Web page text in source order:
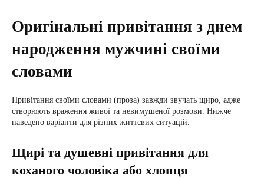
Оригінальні привітання з днем
народження мужчині своїми
словами
Привітання своїми словами (проза) завжди звучать щиро, адже
створюють враження живої та невимушеної розмови. Нижче
наведено варіанти для різних життєвих ситуацій.
Щирі та душевні привітання для
коханого чоловіка або хлопця